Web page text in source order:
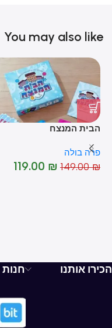
You may also like
הבית המנצח
פרה בולה
149.00₪
119.00 ₪
הכירו אותנו חנות